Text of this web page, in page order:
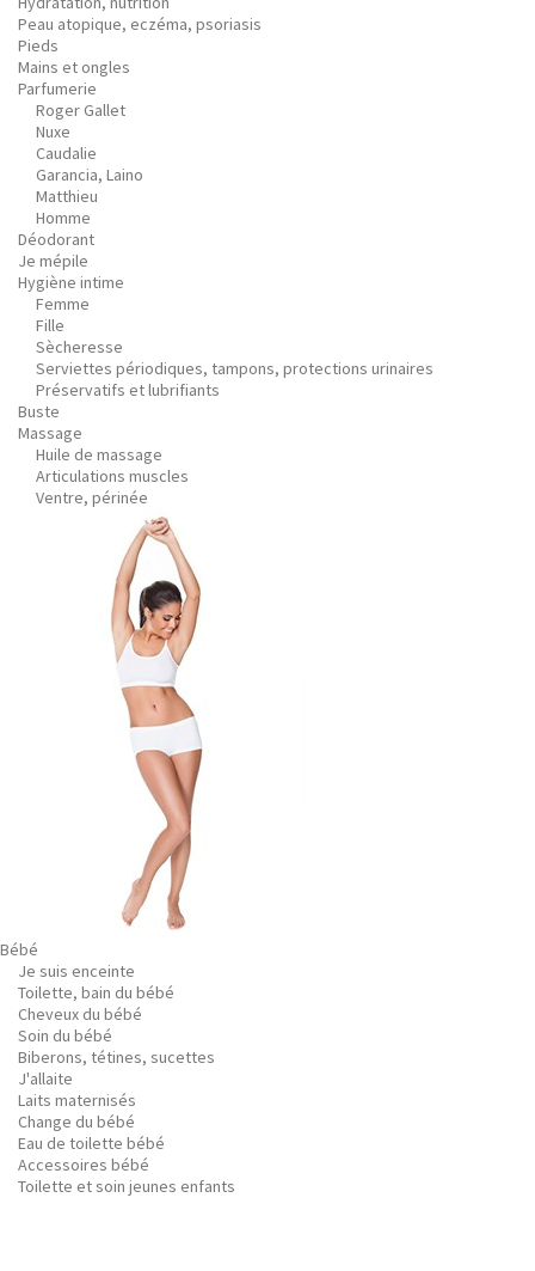
Peau atopique, eczéma, psoriasis
Pieds
Mains et ongles
Parfumerie
Roger Gallet
Nuxe
Caudalie
Garancia, Laino
Matthieu
Homme
Déodorant
Je mépile
Hygiène intime
Femme
Fille
Sècheresse
Serviettes périodiques, tampons, protections urinaires
Préservatifs et lubrifiants
Buste
Massage
Huile de massage
Articulations muscles
Ventre, périnée
Bébé
Je suis enceinte
Toilette, bain du bébé
Cheveux du bébé
Soin du bébé
Biberons, tétines, sucettes
J'allaite
Laits maternisés
Change du bébé
Eau de toilette bébé
Accessoires bébé
Toilette et soin jeunes enfants